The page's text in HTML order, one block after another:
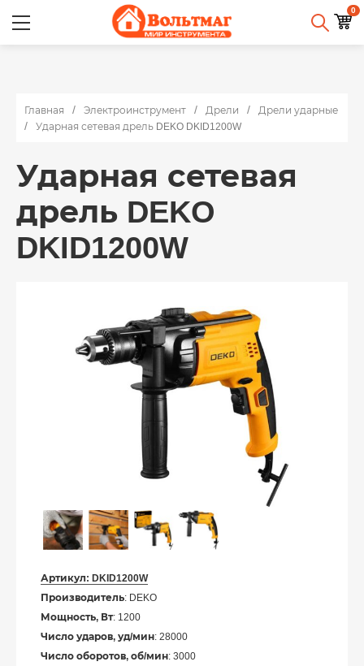
0
Главная Электроинструмент Дрели
Дрели ударные
Ударная сетевая дрель DEKO DKID1200W
Ударная сетевая
дрель DEKO
DKID1200W
Артикул: DKID1200W
Производитель: DEKO
Мощность, Вт: 1200
Число ударов, уд/мин: 28000
Число оборотов, об/мин: 3000